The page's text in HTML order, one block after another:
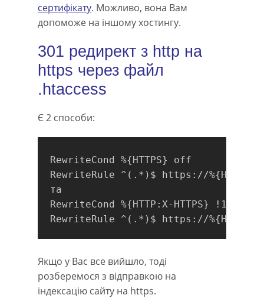
сертифікату. Можливо, вона Вам
допоможе на іншому хостингу.
301 редирект з http на
https через файл
.htaccess
Є 2 способи:
RewriteCond %{HTTPS} off
RewriteRule ^(.*)$ https://
та
RewriteCond %{HTTP:X-HTTPS} !1
Якщо у Вас все вийшло, тоді
розберемося з відправкою на
індексацію сайту на https.